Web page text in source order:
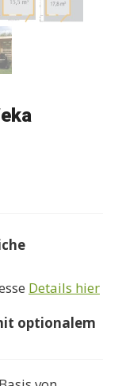
Ft
Details hier
optionalem